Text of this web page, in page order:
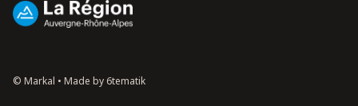
© Markal • Made by 6tematik